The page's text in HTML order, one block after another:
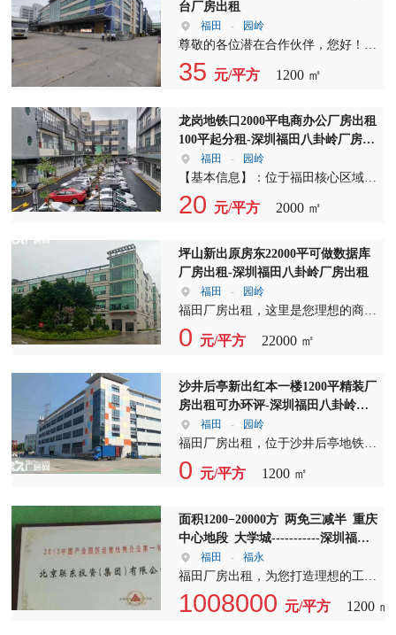
设施，以及我们专业的团队为您提供
的全方位支持。 抓住机遇，共创美
们将竭诚为您服务。
况进行洽谈。 为了让租户有更多的
时间来装修和布置，我们提供2个月
济压力。更多优惠，敬请来电咨询。
察，我们将竭诚为您服务。厂房出
租、厂房招租、独院厂房出租，我们
期待与您的合作，共创美好未来！
[图片：展示厂房内部设施、宿舍环
况。]
无法及时回复，请您留下电话号码，
我忙完立即与您联系。或者直接来电
咨询预约看厂房，我们随时欢迎您的
到来。 福田厂房出租，福田厂房招
租，福田独院厂房出租——我们的厂
配备标准两吨货梯，满足您的物流需
求。宿舍1-6层3000平方，为您员工
提供舒适的居住环境。315千瓦的变
压器，确保电力供应稳定。3000平的
福田厂房出租，福田厂房招租，福田
边，形象非常好，消防合格，办证手
续齐全，让您安心经营。距离高速出
口仅1.5公里，距离市场步行200米，
距离公交车站100米，交通便利，地
厂房招租，福田独院厂房出租——选
户来电咨询，实地考察，共创美好未
来！
台厂房出租
福田 - 园岭
尊敬的各位潜在合作伙伴，您好！我
们诚挚地欢迎有意者来电咨询，我们
将为您提供更多关于厂房出租、厂房
息。 在这个充满活力的市场，我们
深知厂房出租和厂房招租的重要性。
我们拥有一系列位于黄金地段的独院
厂房，这些厂房不仅地理位置优越，
而且设施齐全，是您企业发展的理想
选择。 我们的独院厂房出租服务，
是大型制造企业还是中小型企业，我
们都能为您提供量身定制的解决方
案。我们的厂房招租团队专业高效，
能够迅速响应您的需求，确保您在最
房出租领域，我们始终坚持以客户为
的独院厂房出租，不仅拥有宽敞的场
地和先进的设备，还配备了完善的配
套设施，如停车场、办公区、仓储区
等，让您的工作和生活更加便捷。
了不同类型的厂房，包括标准厂房、
求短期租赁还是长期租赁，我们都能
为您提供多种选择。 在选择厂房出
租或厂房招租的过程中，我们注重细
节，确保每一处厂房都符合国家的安
全标准和环保要求。我们的独院厂房
出租，不仅能够满足您的生产需求，
35 元/平方 1200 ㎡
龙岗地铁口2000平电商办公厂房出租
100平起分租-深圳福田八卦岭厂房出
租
福田 - 园岭
【基本信息】：位于福田核心区域的
龙岗中心城地铁口，拥有一处2000平
方米的优质厂房，现面向市场进行分
利，是科研、办公、展厅、电商等行
业的理想选择。 【福田厂房出
租】：本厂房位于福田中心，周边配
套设施齐全，靠近地铁口仅100米，
公交车站50米，出行极为便利。无论
是福田厂房招租还是福田独院厂房出
田独院厂房出租】：本厂房独立院
落，环境优雅，内部空间宽敞，可根
据您的需求进行分租。无论是科研机
构还是企业办公，这里都能满足您的
者咨询。 【交通配套】：周边交通
您轻松出行。大车进出方便，满足各
类物流需求。食宿便利，周边餐饮、
住宿设施齐全，让您的生活无忧。
【房源特色】：本厂房拥有红本，可
消防设施齐全，确保您和您的企业安
20 元/平方 2000 ㎡
坪山新出原房东22000平可做数据库
厂房出租-深圳福田八卦岭厂房出租
福田 - 园岭
福田厂房出租，这里是您理想的商业
基地！位于坪山区大工业区的这处厂
房，以其优越的地理位置和完善的设
总面积达22000平方米，分为1-4层，
每层面积宽敞，为您的生产和生活提
供了充足的空间。 一楼层高6米，楼
上楼层高5米，这样的设计不仅保证
了室内空间的充足，还提供了良好的
通风和采光条件。更重要的是，楼上
重型机械和设备的安装需求。这样的
承重能力，无疑为您的生产活动提供
了坚实的保障。 选择这里，您将享
受到10年的长期合同期，一手房东直
面，仅需40元/平/月，性价比极高。
0 元/平方 22000 ㎡
沙井后亭新出红本一楼1200平精装厂
房出租可办环评-深圳福田八卦岭厂
房出租
福田 - 园岭
福田厂房出租，位于沙井后亭地铁口
步涌工业园，占地面积达16800平方
米，是您创业发展的理想之地。这里
公室分租，一楼980平方米的办公室
租金仅为28元，现成办公室，现代化
装修，采光极佳，公摊小于15%，面
积非常实在，搬厂即可生产。 福田
厂房招租，我们的工业园由原房东自
行运营，红本厂房可办理环评批文，
0 元/平方 1200 ㎡
面积1200−20000方 两免三减半 重庆
中心地段 大学城-----------深圳福田
厂房出租
福田 - 福永
福田厂房出租，为您打造理想的工业
生产基地。我们位于沙坪坝大学城科
技产业园、双福新区和两江水土高新
1008000 元/平方 1200 ㎡